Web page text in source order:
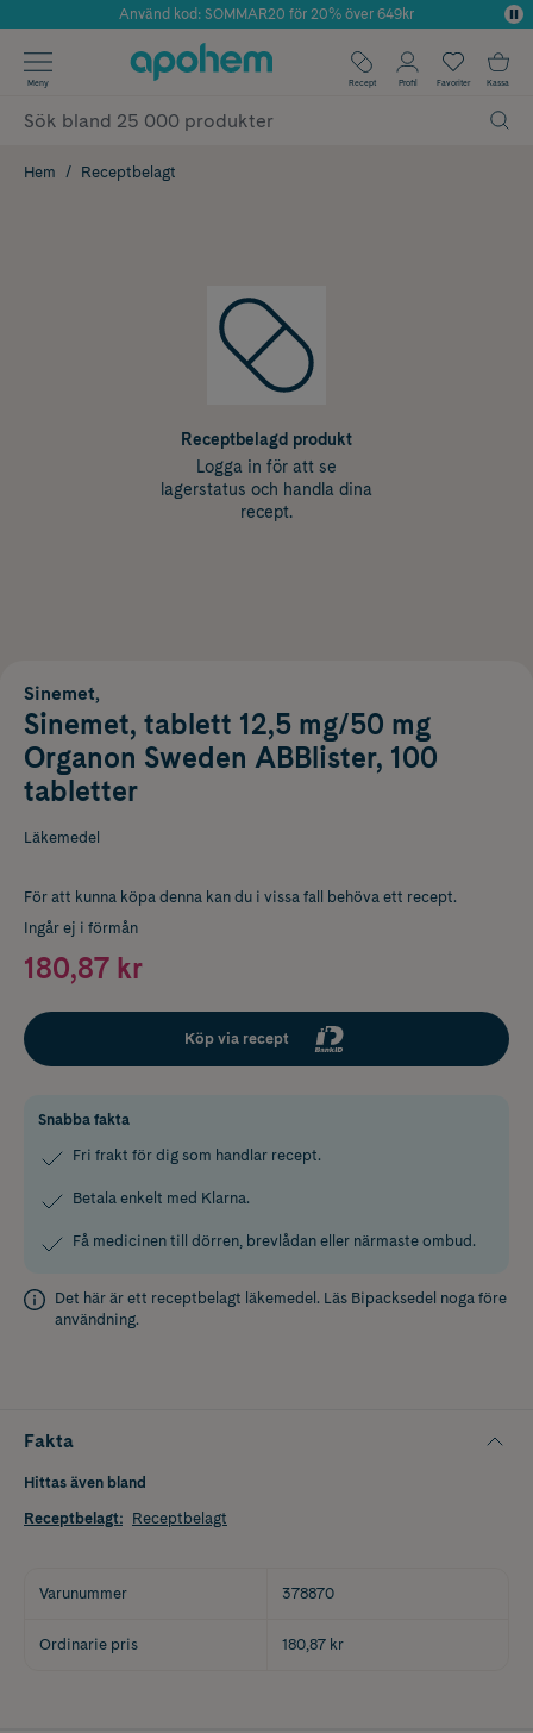
Årets Butik 2025 inom Skönhet
Använd kod: SOMMAR20 för 20% över 649kr
✓ Fri frakt
✓ Poäng på alla köp*
Meny Recept Profil Favoriter Kassa
Hem Receptbelagt
Receptbelagd produkt
Logga in för att se
lagerstatus och handla dina
recept.
Sinemet,
Sinemet, tablett 12,5 mg/50 mg
Organon Sweden ABBlister, 100
tabletter
Läkemedel
För att kunna köpa denna kan du i vissa fall behöva ett recept.
Ingår ej i förmån
180,87 kr
Köp via recept
Snabba fakta
Fri frakt för dig som handlar recept.
Betala enkelt med Klarna.
Få medicinen till dörren, brevlådan eller närmaste ombud.
Det här är ett receptbelagt läkemedel. Läs Bipacksedel noga före
användning.
Fakta
Hittas även bland
Receptbelagt: Receptbelagt
Varunummer 378870
Ordinarie pris 180,87 kr